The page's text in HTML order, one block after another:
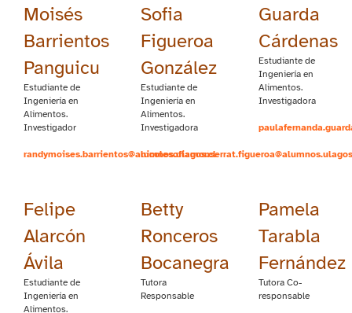
Moisés
Barrientos
Panguicu
Estudiante de
Ingeniería en
Alimentos.
Investigador
randymoises.barrientos@alumnos.ulagos.cl
Sofia
Figueroa
González
Estudiante de
Ingeniería en
Alimentos.
Investigadora
Guarda
Cárdenas
Estudiante de
Ingeniería en
Alimentos.
Investigadora
Felipe
Alarcón
Ávila
Estudiante de
Ingeniería en
Alimentos.
Betty
Ronceros
Bocanegra
Tutora
Responsable
Pamela
Tarabla
Fernández
Tutora Co-
responsable